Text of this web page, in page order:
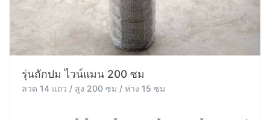
รุ่นถักปม ไวน์แมน 200 ซม
ลวด 14 แถว / สูง 200 ซม / ห่าง 15 ซม